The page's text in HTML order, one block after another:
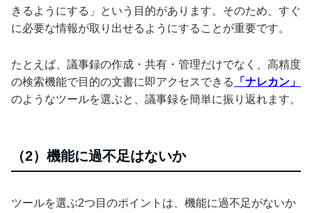
きるようにする」という目的があります。そのため、すぐ
に必要な情報が取り出せるようにすることが重要です。
たとえば、議事録の作成・共有・管理だけでなく、高精度
の検索機能で目的の文書に即アクセスできる
「ナレカン」
のようなツールを選ぶと、議事録を簡単に振り返れます。
（2）機能に過不足はないか
ツールを選ぶ2つ目のポイントは、機能に過不足がないか